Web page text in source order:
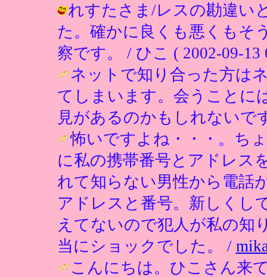
れすたさま/レスの勘違い
た。確かに良くも悪くもそ
察です。 / ひこ ( 2002-09-13
ネットで知り合った方は
てしまいます。会うことに
見があるのかもしれないで
怖いですよね・・・。ち
に私の携帯番号とアドレス
れて知らない男性から電話
アドレスと番号。新しくし
えてないので犯人が私の知
当にショックでした。 /
こんにちは。ひこさん来